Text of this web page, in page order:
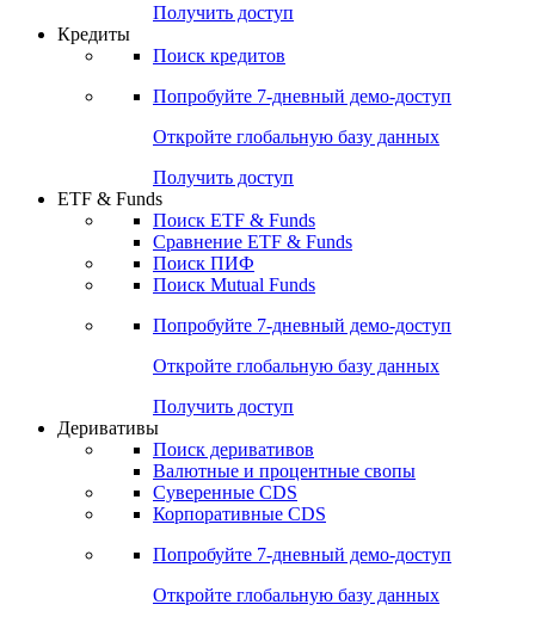
Получить доступ
Кредиты
Поиск кредитов
Попробуйте 7-дневный демо-доступ
Откройте глобальную базу данных
Получить доступ
ETF & Funds
Поиск ETF & Funds
Сравнение ETF & Funds
Поиск ПИФ
Поиск Mutual Funds
Попробуйте 7-дневный демо-доступ
Откройте глобальную базу данных
Получить доступ
Деривативы
Поиск деривативов
Валютные и процентные свопы
Суверенные CDS
Корпоративные CDS
Попробуйте 7-дневный демо-доступ
Откройте глобальную базу данных